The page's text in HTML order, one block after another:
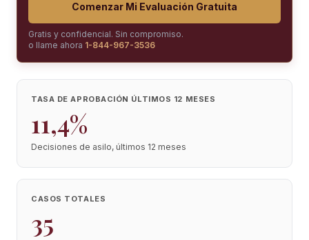
Comenzar Mi Evaluación Gratuita
Gratis y confidencial. Sin compromiso.
o llame ahora 1-844-967-3536
TASA DE APROBACIÓN ÚLTIMOS 12 MESES
11,4%
Decisiones de asilo, últimos 12 meses
CASOS TOTALES
35